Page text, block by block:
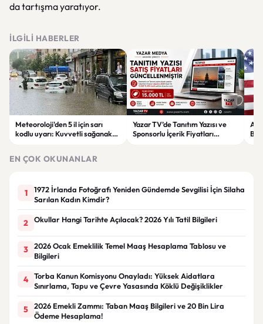
da tartışma yaratıyor.
İLGILI HABERLER
Meteoroloji'den 5 il için sarı
kodlu uyarı: Kuvvetli sağanak
Yazar TV’de Tanıtım Yazısı ve
Sponsorlu İçerik Fiyatları
EN ÇOK OKUNANLAR
1
1972 İrlanda Fotoğrafı Yeniden Gündemde Sevgilisi İçin Silaha
Sarılan Kadın Kimdir?
2 Okullar Hangi Tarihte Açılacak? 2026 Yılı Tatil Bilgileri
3
2026 Ocak Emeklilik Temel Maaş Hesaplama Tablosu ve
Bilgileri
4
Torba Kanun Komisyonu Onayladı: Yüksek Aidatlara
Sınırlama, Tapu ve Çevre Yasasında Köklü Değişiklikler
5
2026 Emekli Zammı: Taban Maaş Bilgileri ve 20 Bin Lira
Ödeme Hesaplama!